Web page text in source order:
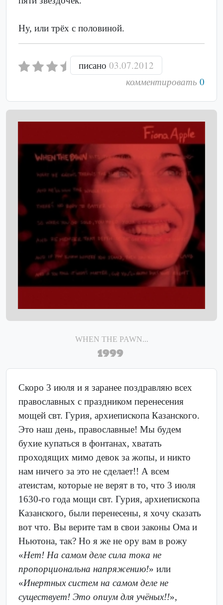
Ну, или трёх с половиной.
писано03.07.2012
комментировать 0
WHEN THE PAWN...
1999
Скоро 3 июля и я заранее поздравляю всех
православных с праздником перенесения
мощей свт. Гурия, архиепископа Казанского.
Это наш день, православные! Мы будем
бухие купаться в фонтанах, хватать
проходящих мимо девок за жопы, и никто
нам ничего за это не сделает!! А всем
атеистам, которые не верят в то, что 3 июля
1630-го года мощи свт. Гурия, архиепископа
Казанского, были перенесены, я хочу сказать
вот что. Вы верите там в свои законы Ома и
Ньютона, так? Но я же не ору вам в рожу
«Нет! На самом деле сила тока не
пропорциональна напряжению!» или
«Инертных систем на самом деле не
существует! Это опиум для учёных!!»,